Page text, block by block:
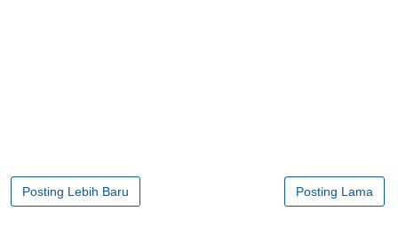
Posting Lebih Baru Posting Lama